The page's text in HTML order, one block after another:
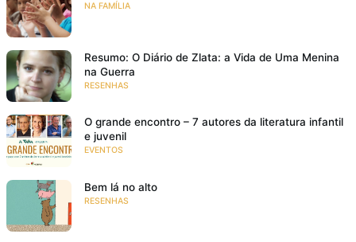
NA FAMÍLIA
Resumo: O Diário de Zlata: a Vida de Uma Menina
na Guerra
RESENHAS
O grande encontro – 7 autores da literatura infantil
e juvenil
EVENTOS
Bem lá no alto
RESENHAS